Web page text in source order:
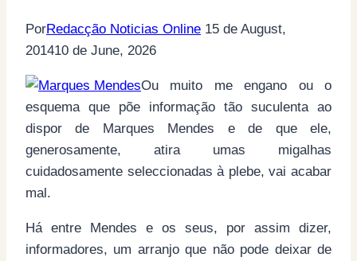
PorRedacção Noticias Online 15 de August,
201410 de June, 2026
Ou muito me engano ou o
esquema que põe informação tão suculenta ao
dispor de Marques Mendes e de que ele,
generosamente, atira umas migalhas
cuidadosamente seleccionadas à plebe, vai acabar
mal.
Há entre Mendes e os seus, por assim dizer,
informadores, um arranjo que não pode deixar de